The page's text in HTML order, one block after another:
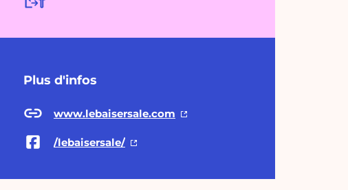
Plus d'infos
www.lebaisersale.com
/lebaisersale/